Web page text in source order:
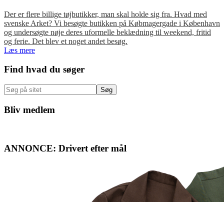
Der er flere billige tøjbutikker, man skal holde sig fra. Hvad med
svenske Arket? Vi besøgte butikken på Købmagergade i København
og undersøgte nøje deres uformelle beklædning til weekend, fritid
og ferie. Det blev et noget andet besøg.
Læs mere
Primær
Sidebar
Find hvad du søger
Søg
på
sitet
Bliv medlem
ANNONCE: Drivert efter mål